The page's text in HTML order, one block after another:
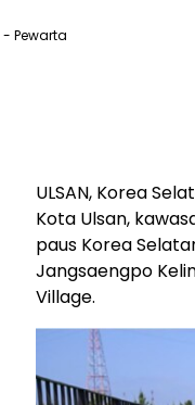
- Pewarta
ULSAN, Korea
Kota Ulsan,
paus Korea
Jangsaengpo
Village.